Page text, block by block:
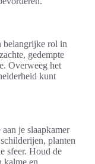
belangrijke rol in
gedempte
Overweeg het
kunt
je slaapkamer
planten
sfeer. Houd de
kalme en